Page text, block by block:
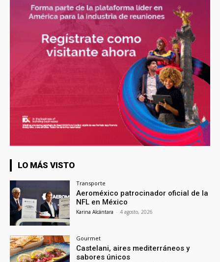
LO MÁS VISTO
Transporte
Aeroméxico patrocinador oficial de la
NFL en México
Karina Alcántara - 4 agosto, 2026
Gourmet
Castelani, aires mediterráneos y
sabores únicos